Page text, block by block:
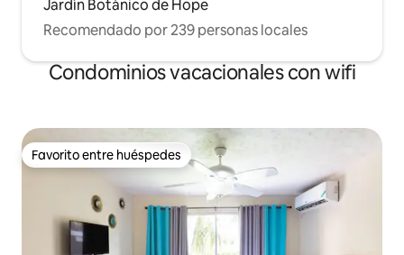
Jardín Botánico de Hope
Recomendado por 239 personas locales
Condominios vacacionales con wifi
Favorito entre huéspedes
Favorito entre huéspedes